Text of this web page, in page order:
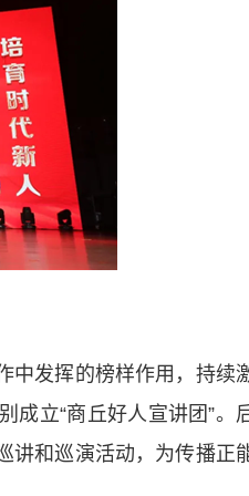
发挥的榜样作用，持续
成立“商丘好人宣讲团”。
讲和巡演活动，为传播正